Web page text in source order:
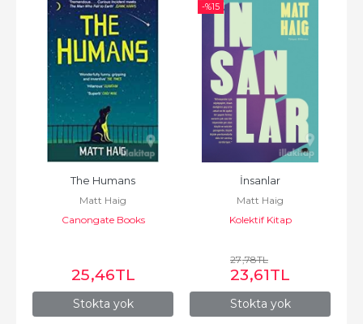
Stokta yok
The Humans
Matt Haig
Canongate Books
25,46TL
-%15
Stokta yok
İnsanlar
Matt Haig
Kolektif Kitap
27,78TL
23,61TL